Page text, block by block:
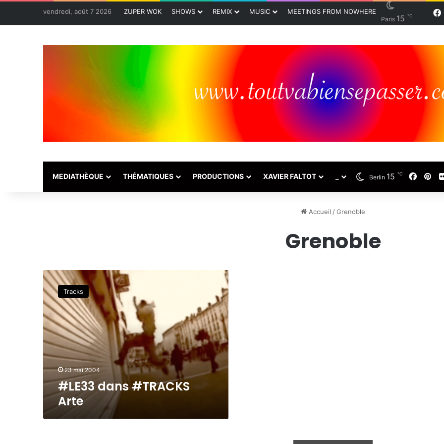
vendredi, août 7 2026 ZUPER WOK SHOWS REMIX MUSIC MEETINGS FROM NOWHERE
Paris 15 ℃
MEDIATHÈQUE THÉMATIQUES PRODUCTIONS XAVIER FALTOT Berlin 15 ℃
Accueil /Grenoble
Grenoble
#
L
E
3
3
d
a
s
#
T
A
K
Tracks
23 mai 2004
#LE33 dans #TRACKS
Arte